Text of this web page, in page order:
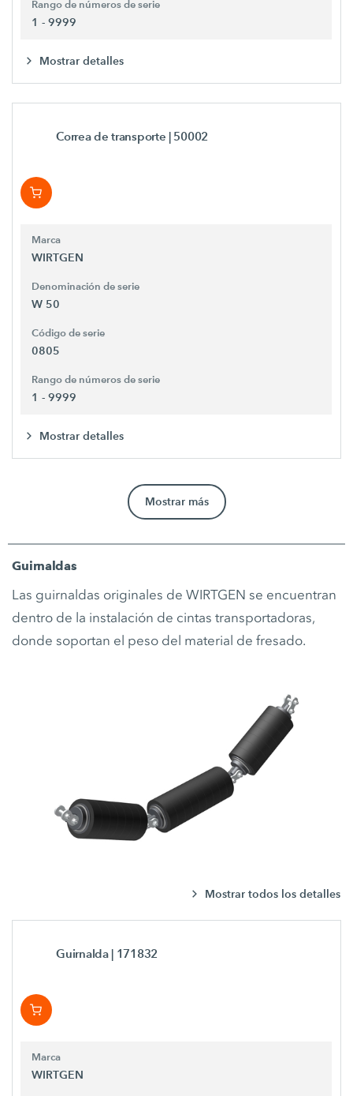
Rango de números de serie
1 - 9999
Mostrar detalles
Correa de transporte | 50002
Marca
WIRTGEN
Denominación de serie
W 50
Código de serie
0805
Rango de números de serie
1 - 9999
Mostrar detalles
Mostrar más
Guirnaldas
Las guirnaldas originales de WIRTGEN se encuentran
dentro de la instalación de cintas transportadoras,
donde soportan el peso del material de fresado.
Mostrar todos los detalles
Guirnalda | 171832
Marca
WIRTGEN